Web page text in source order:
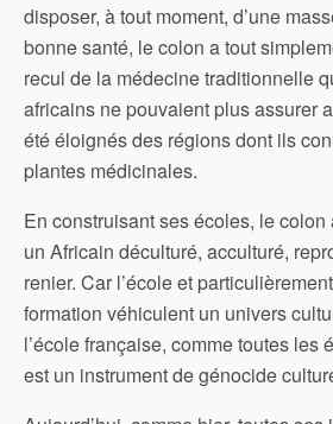
disposer, à tout moment, d’une
bonne santé, le colon a tout
recul de la médecine traditionnelle
africains ne pouvaient plus assurer
été éloignés des régions dont ils
plantes médicinales.
En construisant ses écoles, le
un Africain déculturé, acculturé,
renier. Car l’école et
formation véhiculent un univers
l’école française, comme toutes les
est un instrument de génocide